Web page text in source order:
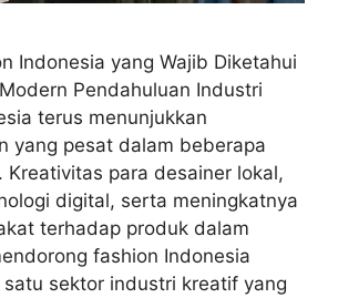
Indonesia yang Wajib Diketahui
Pendahuluan Industri
terus menunjukkan
yang pesat dalam beberapa
Kreativitas para desainer lokal,
digital, serta meningkatnya
terhadap produk dalam
fashion Indonesia
sektor industri kreatif yang